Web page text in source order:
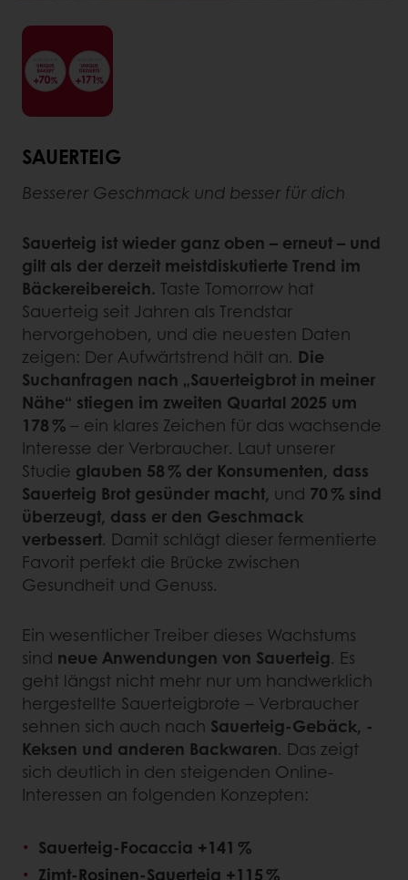
SAUERTEIG
Besserer Geschmack und besser für dich
Sauerteig ist wieder ganz oben – erneut – und
gilt als der derzeit meistdiskutierte Trend im
Bäckereibereich. Taste Tomorrow hat
Sauerteig seit Jahren als Trendstar
hervorgehoben, und die neuesten Daten
zeigen: Der Aufwärtstrend hält an. Die
Suchanfragen nach „Sauerteigbrot in meiner
Nähe“ stiegen im zweiten Quartal 2025 um
178 %– ein klares Zeichen für das wachsende
Interesse der Verbraucher. Laut unserer
Studie glauben 58 % der Konsumenten, dass
Sauerteig Brot gesünder macht, und 70 % sind
überzeugt, dass er den Geschmack
verbessert. Damit schlägt dieser fermentierte
Favorit perfekt die Brücke zwischen
Gesundheit und Genuss.
Ein wesentlicher Treiber dieses Wachstums
sind neue Anwendungen von Sauerteig. Es
geht längst nicht mehr nur um handwerklich
hergestellte Sauerteigbrote – Verbraucher
sehnen sich auch nach Sauerteig-Gebäck, -
Keksen und anderen Backwaren. Das zeigt
sich deutlich in den steigenden Online-
Interessen an folgenden Konzepten:
Sauerteig-Focaccia +141 %
Zimt-Rosinen-Sauerteig +115 %